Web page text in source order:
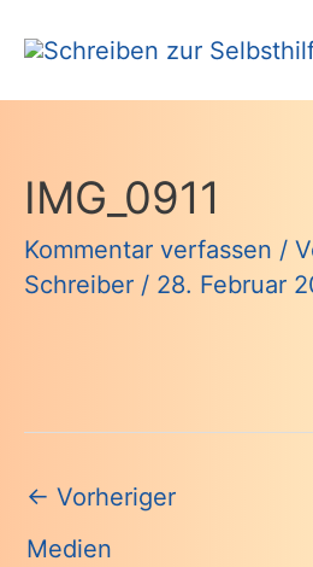
Inhalt
springen
IMG_0911
Kommentar verfassen /
Schreiber / 28. Februar
Beitragsnavigation
← Vorheriger
Medien